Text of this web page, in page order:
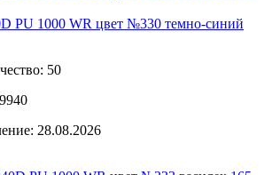
PU 1000 WR цвет №330 темно-синий
50
28.08.2026